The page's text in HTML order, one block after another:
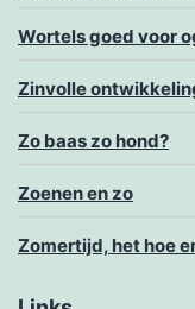
Wortels goed voor
Zinvolle
Zo baas zo hond?
Zoenen en zo
Zomertijd, het hoe